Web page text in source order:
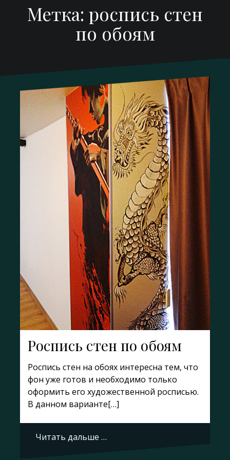
Метка: роспись стен
по обоям
Роспись стен по обоям
Роспись стен на обоях интересна тем, что
фон уже готов и необходимо только
оформить его художественной росписью.
В данном варианте[…]
Читать дальше …